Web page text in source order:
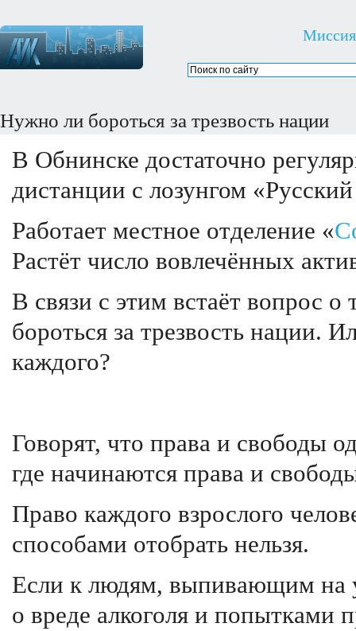
Миссия
Нужно ли бороться за трезвость нации
В Обнинске достаточно
дистанции с лозунгом
Работает местное отделение «
Растёт число вовлечённых
В связи с этим встаёт вопрос
бороться за трезвость нации.
каждого?
Говорят, что права и свободы
где начинаются права и
Право каждого взрослого
способами отобрать нельзя.
Если к людям, выпивающим на
о вреде алкоголя и попытками